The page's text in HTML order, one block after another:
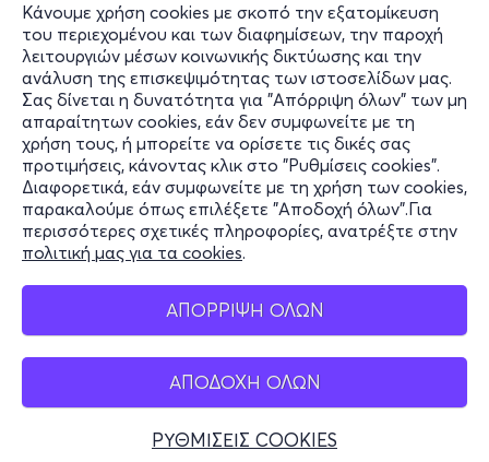
Κάνουμε χρήση cookies με σκοπό την εξατομίκευση
του περιεχομένου και των διαφημίσεων, την παροχή
λειτουργιών μέσων κοινωνικής δικτύωσης και την
ανάλυση της επισκεψιμότητας των ιστοσελίδων μας.
Σας δίνεται η δυνατότητα για "Απόρριψη όλων" των μη
απαραίτητων cookies, εάν δεν συμφωνείτε με τη
χρήση τους, ή μπορείτε να ορίσετε τις δικές σας
προτιμήσεις, κάνοντας κλικ στο "Ρυθμίσεις cookies".
Διαφορετικά, εάν συμφωνείτε με τη χρήση των cookies,
παρακαλούμε όπως επιλέξετε "Αποδοχή όλων".Για
περισσότερες σχετικές πληροφορίες, ανατρέξτε στην
πολιτική μας για τα cookies.
ΑΠΟΡΡΙΨΗ ΟΛΩΝ
ΑΠΟΔΟΧΗ ΟΛΩΝ
ΡΥΘΜΙΣΕΙΣ COOKIES
Πληροφορίες
Υποστήριξη
Stay Connected
Mobile app